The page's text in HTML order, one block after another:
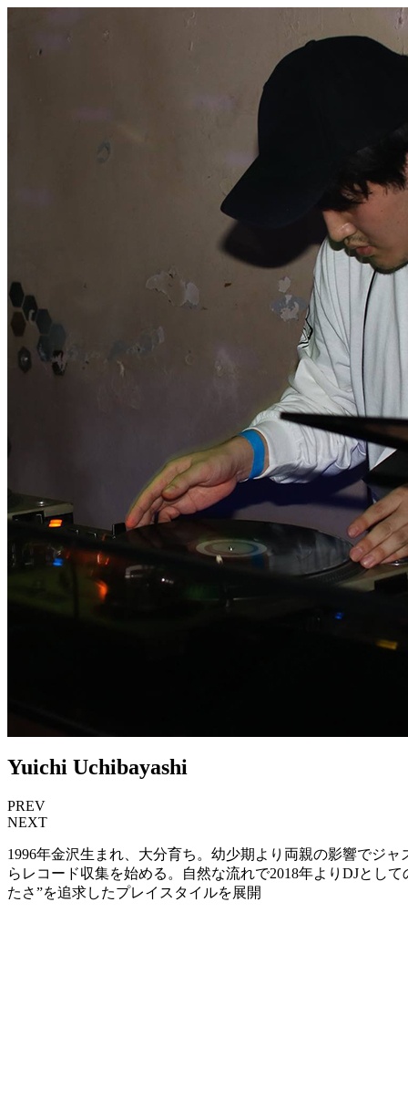
Yuichi Uchibayashi
PREV
NEXT
1996年金沢生まれ、大分育ち。幼少期より両親の影響でジ
らレコード収集を始める。自然な流れで2018年よりDJとし
たさ”を追求したプレイスタイルを展開